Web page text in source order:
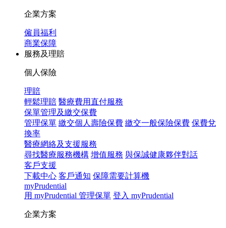
企業方案
僱員福利
商業保障
服務及理賠
個人保險
理賠
輕鬆理賠 醫療費用直付服務
保單管理及繳交保費
管理保單 繳交個人壽險保費 繳交一般保險保費 保費兌
換率
醫療網絡及支援服務
尋找醫療服務機構 增值服務 與保誠健康夥伴對話
客戶支援
下載中心 客戶通知 保障需要計算機
myPrudential
用 myPrudential 管理保單 登入 myPrudential
企業方案